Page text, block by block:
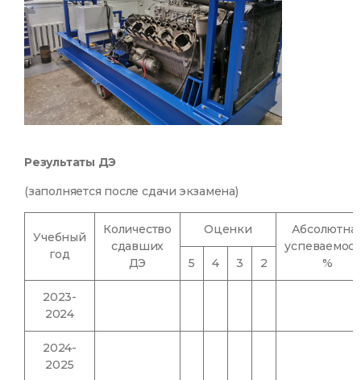
Результаты ДЭ
(заполняется после сдачи экзамена)
Учебный
год
Количество
сдавших
ДЭ
Оценки
%
5 4 3 2
2023-
2024
2024-
2025